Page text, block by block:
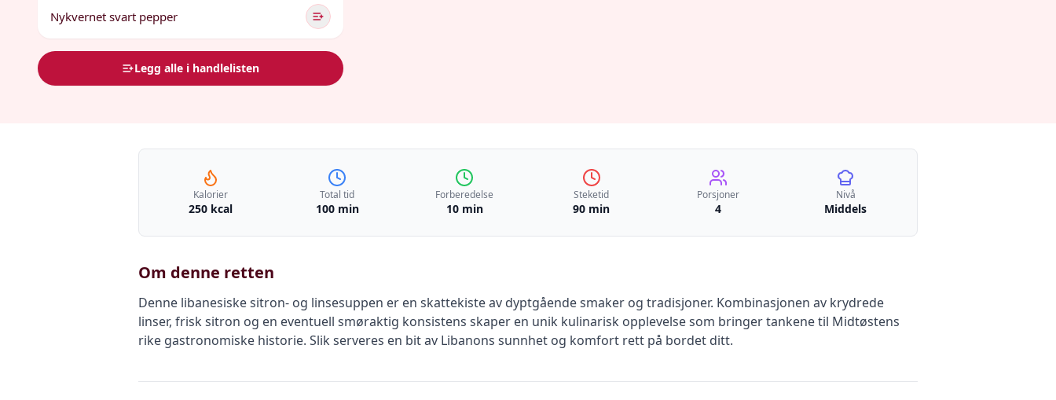
Nykvernet svart pepper
Legg alle i handlelisten
Kalorier
250 kcal
Total tid
100 min
Forberedelse
10 min
Steketid
90 min
Porsjoner
4
Nivå
Middels
Om denne retten
Denne libanesiske sitron- og linsesuppen er en skattekiste av dyptgående smaker og tradisjoner. Kombinasjonen av krydrede
linser, frisk sitron og en eventuell smøraktig konsistens skaper en unik kulinarisk opplevelse som bringer tankene til Midtøstens
rike gastronomiske historie. Slik serveres en bit av Libanons sunnhet og komfort rett på bordet ditt.